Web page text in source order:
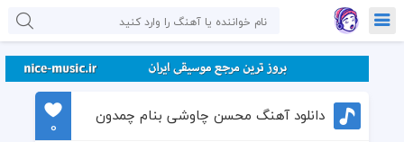
دانلود آهنگ محسن چاوشی بنام چمدون
0